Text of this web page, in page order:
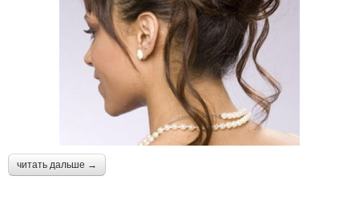
читать дальше →